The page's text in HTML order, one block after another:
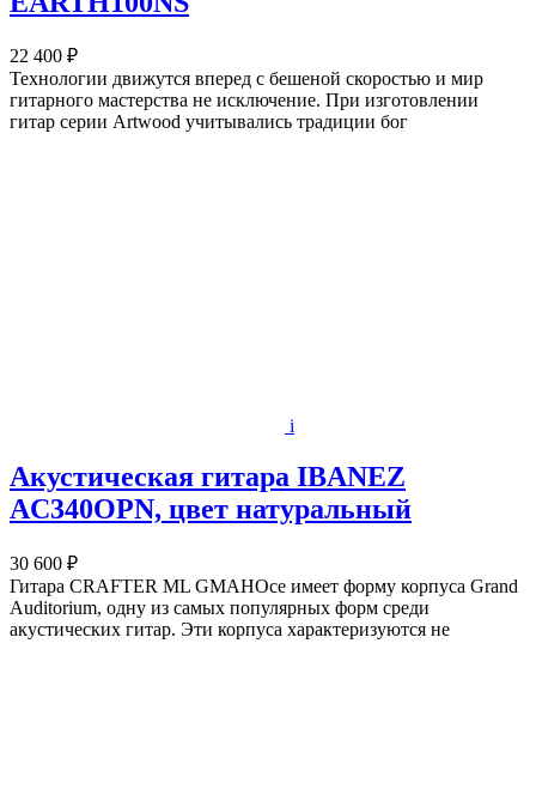
22 400 ₽
Технологии движутся вперед с бешеной скоростью и мир
гитарного мастерства не исключение. При изготовлении
гитар серии Artwood учитывались традиции бог
i
Акустическая гитара IBANEZ
AC340OPN, цвет натуральный
30 600 ₽
Гитара CRAFTER ML GMAHOce имеет форму корпуса Grand
Auditorium, одну из самых популярных форм среди
акустических гитар. Эти корпуса характеризуются не